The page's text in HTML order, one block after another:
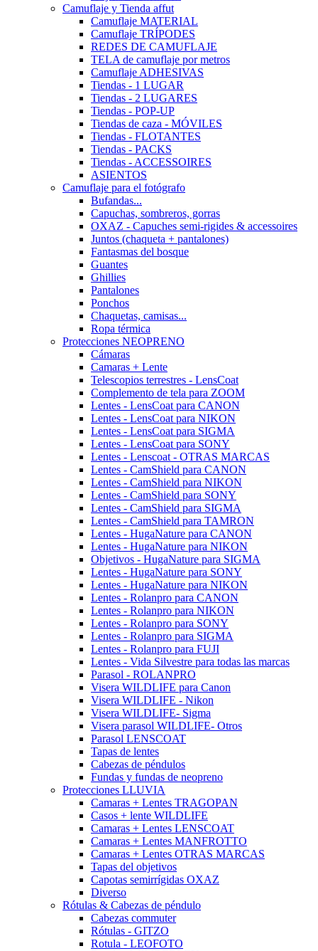
Camuflaje y Tienda affut
Camuflaje MATERIAL
Camuflaje TRÍPODES
REDES DE CAMUFLAJE
TELA de camuflaje por metros
Camuflaje ADHESIVAS
Tiendas - 1 LUGAR
Tiendas - 2 LUGARES
Tiendas - POP-UP
Tiendas de caza - MÓVILES
Tiendas - FLOTANTES
Tiendas - PACKS
Tiendas - ACCESSOIRES
ASIENTOS
Camuflaje para el fotógrafo
Bufandas...
Capuchas, sombreros, gorras
OXAZ - Capuches semi-rigides & accessoires
Juntos (chaqueta + pantalones)
Fantasmas del bosque
Guantes
Ghillies
Pantalones
Ponchos
Chaquetas, camisas...
Ropa térmica
Protecciones NEOPRENO
Cámaras
Camaras + Lente
Telescopios terrestres - LensCoat
Complemento de tela para ZOOM
Lentes - LensCoat para CANON
Lentes - LensCoat para NIKON
Lentes - LensCoat para SIGMA
Lentes - LensCoat para SONY
Lentes - Lenscoat - OTRAS MARCAS
Lentes - CamShield para CANON
Lentes - CamShield para NIKON
Lentes - CamShield para SONY
Lentes - CamShield para SIGMA
Lentes - CamShield para TAMRON
Lentes - HugaNature para CANON
Lentes - HugaNature para NIKON
Objetivos - HugaNature para SIGMA
Lentes - HugaNature para SONY
Lentes - HugaNature para NIKON
Lentes - Rolanpro para CANON
Lentes - Rolanpro para NIKON
Lentes - Rolanpro para SONY
Lentes - Rolanpro para SIGMA
Lentes - Rolanpro para FUJI
Lentes - Vida Silvestre para todas las marcas
Parasol - ROLANPRO
Visera WILDLIFE para Canon
Visera WILDLIFE - Nikon
Visera WILDLIFE- Sigma
Visera parasol WILDLIFE- Otros
Parasol LENSCOAT
Tapas de lentes
Cabezas de péndulos
Fundas y fundas de neopreno
Protecciones LLUVIA
Camaras + Lentes TRAGOPAN
Casos + lente WILDLIFE
Camaras + Lentes LENSCOAT
Camaras + Lentes MANFROTTO
Camaras + Lentes OTRAS MARCAS
Tapas del objetivos
Capotas semirrígidas OXAZ
Diverso
Rótulas & Cabezas de péndulo
Cabezas commuter
Rótulas - GITZO
Rotula - LEOFOTO